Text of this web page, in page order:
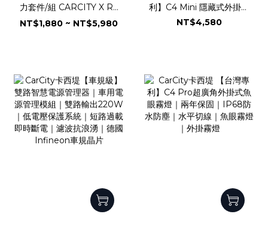
力套件/組 CARCITY X R2
C4Mini-FLS
NT$1,880 ~ NT$5,980
利】C4 Mini 隱藏式外掛魚
眼霧燈｜小體積低功耗｜專
NT$4,580